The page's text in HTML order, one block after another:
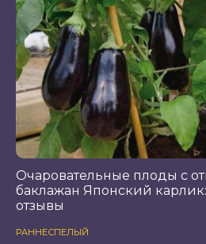
Очаровательные плоды с
баклажан Японский
отзывы
РАННЕСПЕЛЫЙ